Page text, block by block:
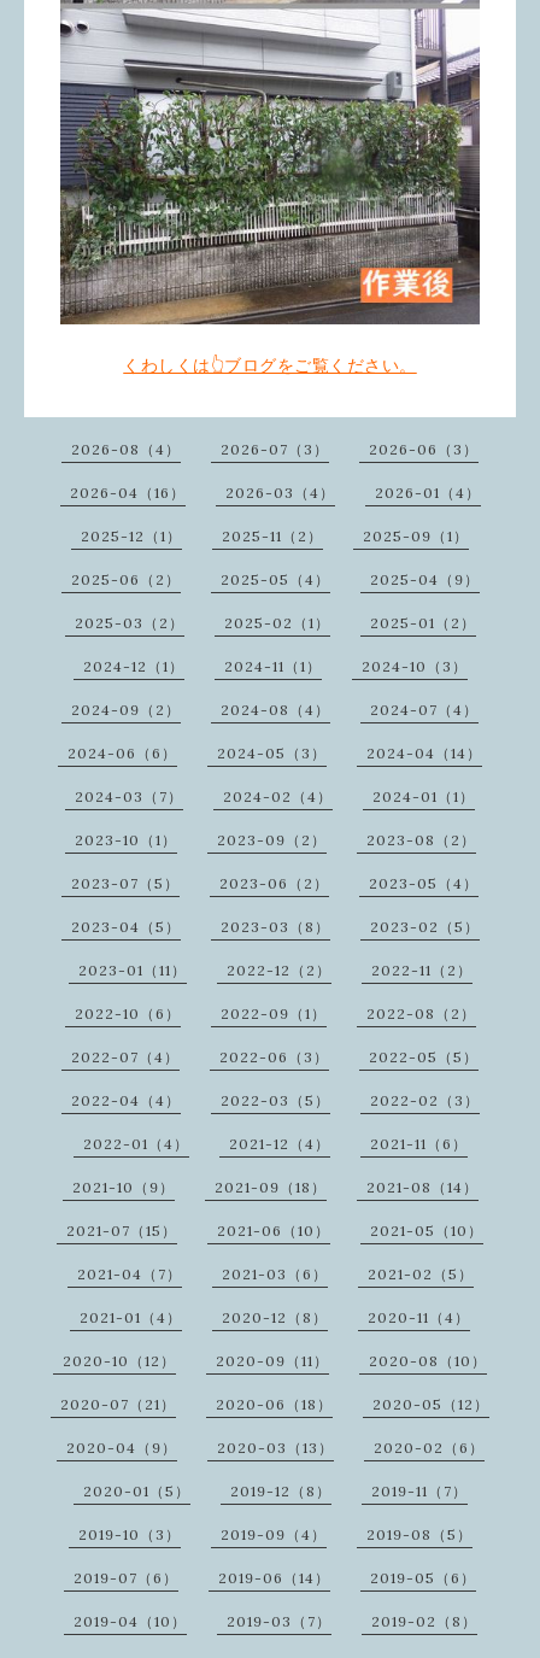
くわしくは👆ブログをご覧ください。
2026-08（4） 2026-07（3） 2026-06（3）
2026-04（16） 2026-03（4） 2026-01（4）
2025-12（1） 2025-11（2） 2025-09（1）
2025-06（2） 2025-05（4） 2025-04（9）
2025-03（2） 2025-02（1） 2025-01（2）
2024-12（1） 2024-11（1） 2024-10（3）
2024-09（2） 2024-08（4） 2024-07（4）
2024-06（6） 2024-05（3） 2024-04（14）
2024-03（7） 2024-02（4） 2024-01（1）
2023-10（1） 2023-09（2） 2023-08（2）
2023-07（5） 2023-06（2） 2023-05（4）
2023-04（5） 2023-03（8） 2023-02（5）
2023-01（11） 2022-12（2） 2022-11（2）
2022-10（6） 2022-09（1） 2022-08（2）
2022-07（4） 2022-06（3） 2022-05（5）
2022-04（4） 2022-03（5） 2022-02（3）
2022-01（4） 2021-12（4） 2021-11（6）
2021-10（9） 2021-09（18） 2021-08（14）
2021-07（15） 2021-06（10） 2021-05（10）
2021-04（7） 2021-03（6） 2021-02（5）
2021-01（4） 2020-12（8） 2020-11（4）
2020-10（12） 2020-09（11） 2020-08（10）
2020-07（21） 2020-06（18） 2020-05（12）
2020-04（9） 2020-03（13） 2020-02（6）
2020-01（5） 2019-12（8） 2019-11（7）
2019-10（3） 2019-09（4） 2019-08（5）
2019-07（6） 2019-06（14） 2019-05（6）
2019-04（10） 2019-03（7） 2019-02（8）